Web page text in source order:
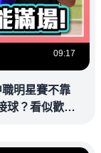
09:17
職明星賽不靠
球？看似歡樂